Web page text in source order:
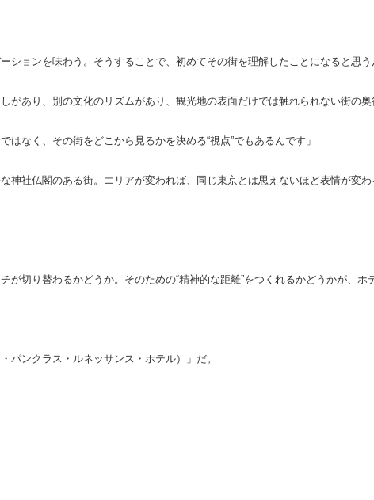
ションを味わう。そうすることで、初めてその街を理解したことになると思
あり、別の文化のリズムがあり、観光地の表面だけでは触れられない街の
なく、その街をどこから見るかを決める“視点”でもあるんです」
社仏閣のある街。エリアが変われば、同じ東京とは思えないほど表情が
切り替わるかどうか。そのための“精神的な距離”をつくれるかどうかが、ホ
パンクラス・ルネッサンス・ホテル）」だ。